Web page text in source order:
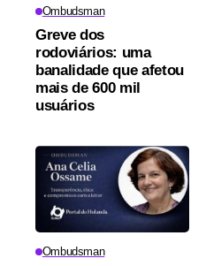
Ombudsman
Greve dos
rodoviários: uma
banalidade que afetou
mais de 600 mil
usuários
Ombudsman